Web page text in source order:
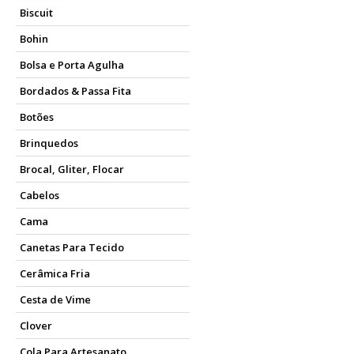
Biscuit
Bohin
Bolsa e Porta Agulha
Bordados & Passa Fita
Botões
Brinquedos
Brocal, Gliter, Flocar
Cabelos
Cama
Canetas Para Tecido
Cerâmica Fria
Cesta de Vime
Clover
trabalhos escolares. Além